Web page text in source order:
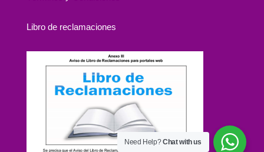
Libro de reclamaciones
Need Help?Chat with us